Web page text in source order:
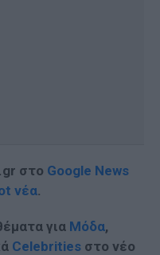
στο Google News
νέα.
για Μόδα,
Celebrities στο νέο